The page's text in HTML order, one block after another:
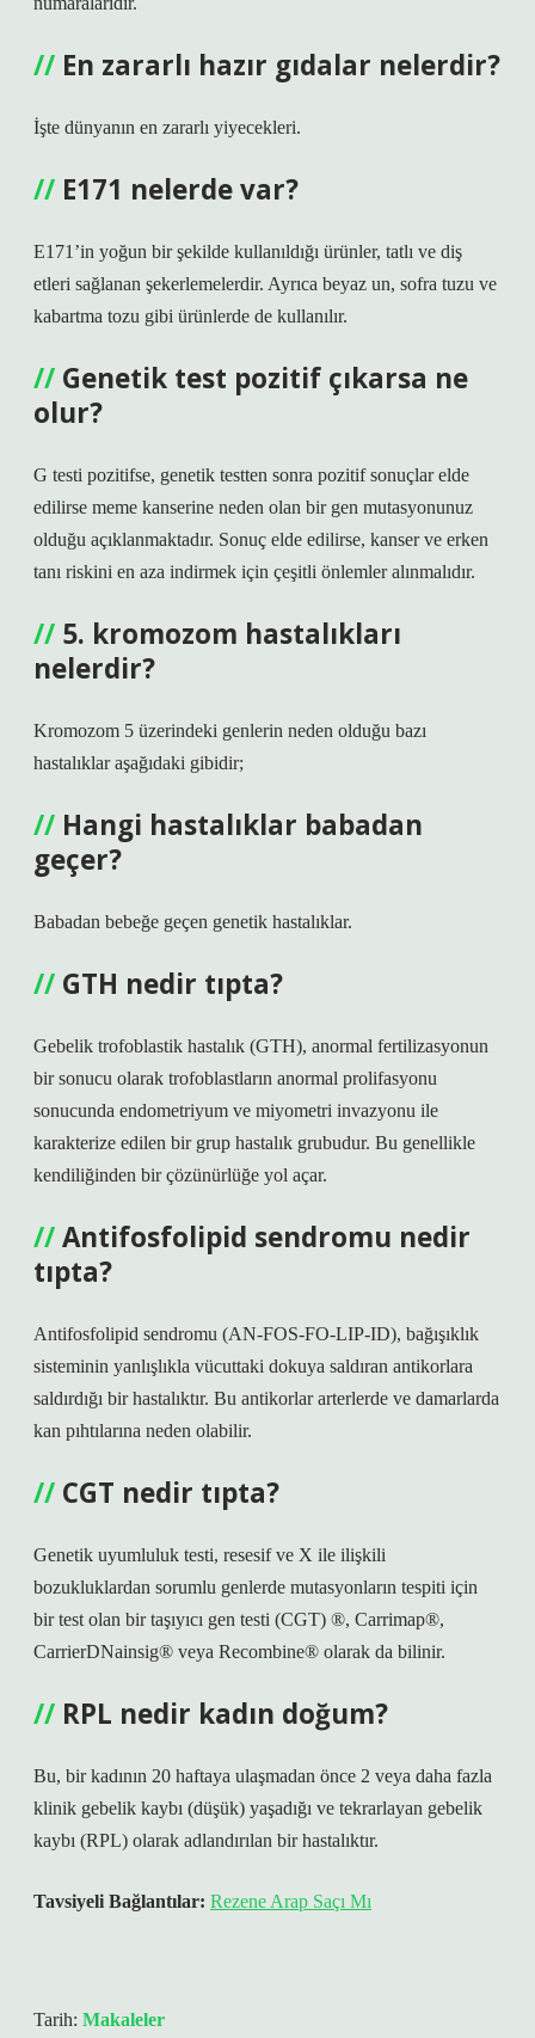
En zararlı hazır gıdalar nelerdir?
İşte dünyanın en zararlı yiyecekleri.
E171 nelerde var?
E171’in yoğun bir şekilde kullanıldığı ürünler, tatlı ve diş
etleri sağlanan şekerlemelerdir. Ayrıca beyaz un, sofra tuzu ve
kabartma tozu gibi ürünlerde de kullanılır.
Genetik test pozitif çıkarsa ne
olur?
G testi pozitifse, genetik testten sonra pozitif sonuçlar elde
edilirse meme kanserine neden olan bir gen mutasyonunuz
olduğu açıklanmaktadır. Sonuç elde edilirse, kanser ve erken
tanı riskini en aza indirmek için çeşitli önlemler alınmalıdır.
5. kromozom hastalıkları
nelerdir?
Kromozom 5 üzerindeki genlerin neden olduğu bazı
hastalıklar aşağıdaki gibidir;
Hangi hastalıklar babadan
geçer?
Babadan bebeğe geçen genetik hastalıklar.
GTH nedir tıpta?
Gebelik trofoblastik hastalık (GTH), anormal fertilizasyonun
bir sonucu olarak trofoblastların anormal prolifasyonu
sonucunda endometriyum ve miyometri invazyonu ile
karakterize edilen bir grup hastalık grubudur. Bu genellikle
kendiliğinden bir çözünürlüğe yol açar.
Antifosfolipid sendromu nedir
tıpta?
Antifosfolipid sendromu (AN-FOS-FO-LIP-ID), bağışıklık
sisteminin yanlışlıkla vücuttaki dokuya saldıran antikorlara
saldırdığı bir hastalıktır. Bu antikorlar arterlerde ve damarlarda
kan pıhtılarına neden olabilir.
CGT nedir tıpta?
Genetik uyumluluk testi, resesif ve X ile ilişkili
bozukluklardan sorumlu genlerde mutasyonların tespiti için
bir test olan bir taşıyıcı gen testi (CGT) ®, Carrimap®,
CarrierDNainsig® veya Recombine® olarak da bilinir.
RPL nedir kadın doğum?
Bu, bir kadının 20 haftaya ulaşmadan önce 2 veya daha fazla
klinik gebelik kaybı (düşük) yaşadığı ve tekrarlayan gebelik
kaybı (RPL) olarak adlandırılan bir hastalıktır.
Tavsiyeli Bağlantılar: Rezene Arap Saçı Mı
Tarih: Makaleler